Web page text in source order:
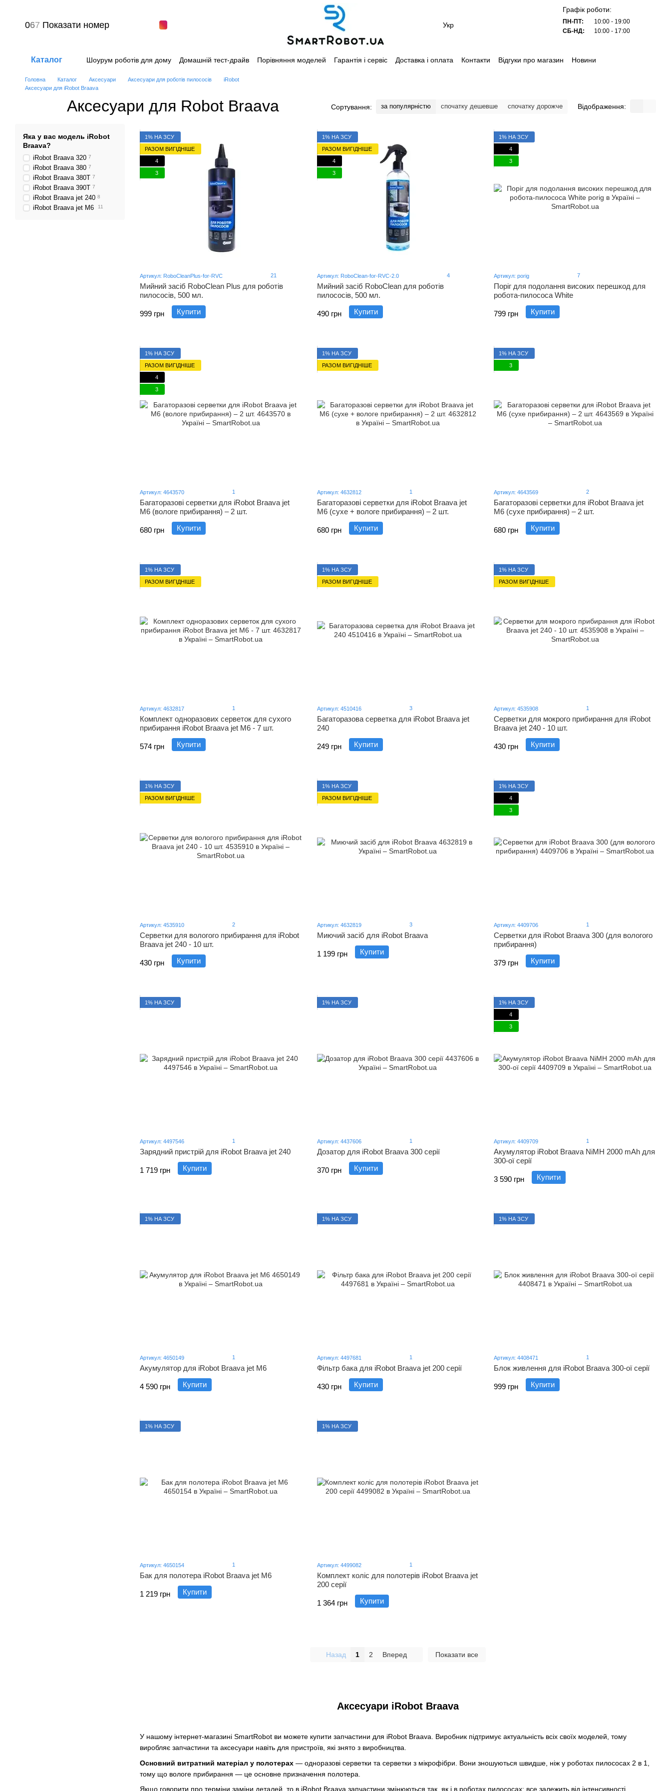
067 Показати номер Укр
Графік роботи:
ПН-ПТ:
10:00 - 19:00
СБ-НД:
10:00 - 17:00
Каталог Шоурум роботів для дому Домашній тест-драйв Порівняння моделей Гарантія і сервіс Доставка і оплата Контакти Відгуки про магазин
Новини
Головна Каталог Аксесуари Аксесуари для роботів пилососів
iRobot
Аксесуари для iRobot Braava
Аксесуари для Robot Braava Сортування: за популярністю спочатку дешевше спочатку дорожче Відображення:
Аксесуари iRobot Braava
У нашому інтернет-магазині SmartRobot ви можете купити запчастини для iRobot Braava. Виробник підтримує актуальність всіх своїх моделей, тому
виробляє запчастини та аксесуари навіть для пристроїв, які знято з виробництва.
Основний витратний матеріал у полотерах — одноразові серветки та серветки з мікрофібри. Вони зношуються швидше, ніж у роботах пилососах 2 в 1,
тому що вологе прибирання — це основне призначення полотера.
Якщо говорити про терміни заміни деталей, то в iRobot Braava запчастини змінюються так, як і в роботах пилососах: все залежить від інтенсивності
1% НА ЗСУ
РАЗОМ ВИГІДНІШЕ
4
3
Артикул: RoboCleanPlus-for-RVC 21
Мийний засіб RoboClean Plus для роботів
пилососів, 500 мл.
999 грн Купити
1% НА ЗСУ
РАЗОМ ВИГІДНІШЕ
4
3
Артикул: RoboClean-for-RVC-2.0 4
Мийний засіб RoboClean для роботів
пилососів, 500 мл.
490 грн Купити
1% НА ЗСУ
4
3
Артикул: porig 7
Поріг для подолання високих перешкод для
робота-пилососа White
799 грн Купити
1% НА ЗСУ
РАЗОМ ВИГІДНІШЕ
4
3
Артикул: 4643570 1
Багаторазові серветки для iRobot Braava jet
M6 (вологе прибирання) – 2 шт.
680 грн Купити
1% НА ЗСУ
РАЗОМ ВИГІДНІШЕ
Артикул: 4632812 1
Багаторазові серветки для iRobot Braava jet
M6 (сухе + вологе прибирання) – 2 шт.
680 грн Купити
1% НА ЗСУ
3
Артикул: 4643569 2
Багаторазові серветки для iRobot Braava jet
M6 (сухе прибирання) – 2 шт.
680 грн Купити
1% НА ЗСУ
РАЗОМ ВИГІДНІШЕ
Артикул: 4632817 1
Комплект одноразових серветок для сухого
прибирання iRobot Braava jet M6 - 7 шт.
574 грн Купити
1% НА ЗСУ
РАЗОМ ВИГІДНІШЕ
Артикул: 4510416 3
Багаторазова серветка для iRobot Braava jet
240
249 грн Купити
1% НА ЗСУ
РАЗОМ ВИГІДНІШЕ
Артикул: 4535908 1
Серветки для мокрого прибирання для iRobot
Braava jet 240 - 10 шт.
430 грн Купити
1% НА ЗСУ
РАЗОМ ВИГІДНІШЕ
Артикул: 4535910 2
Серветки для вологого прибирання для iRobot
Braava jet 240 - 10 шт.
430 грн Купити
1% НА ЗСУ
РАЗОМ ВИГІДНІШЕ
Артикул: 4632819 3
Миючий засіб для iRobot Braava
1 199 грн Купити
1% НА ЗСУ
4
3
Артикул: 4409706 1
Серветки для iRobot Braava 300 (для вологого
прибирання)
379 грн Купити
1% НА ЗСУ
Артикул: 4497546 1
Зарядний пристрій для iRobot Braava jet 240
1 719 грн Купити
1% НА ЗСУ
Артикул: 4437606 1
Дозатор для iRobot Braava 300 серії
370 грн Купити
1% НА ЗСУ
4
3
Артикул: 4409709 1
Акумулятор iRobot Braava NiMH 2000 mAh для
300-ої серії
3 590 грн Купити
1% НА ЗСУ
Артикул: 4650149 1
Акумулятор для iRobot Braava jet M6
4 590 грн Купити
1% НА ЗСУ
Артикул: 4497681 1
Фільтр бака для iRobot Braava jet 200 серії
430 грн Купити
1% НА ЗСУ
Артикул: 4408471 1
Блок живлення для iRobot Braava 300-ої серії
999 грн Купити
1% НА ЗСУ
Артикул: 4650154 1
Бак для полотера iRobot Braava jet M6
1 219 грн Купити
1% НА ЗСУ
Артикул: 4499082 1
Комплект коліс для полотерів iRobot Braava jet
200 серії
1 364 грн Купити
Назад 1 2 Вперед Показати все
Яка у вас модель iRobot
Braava?
iRobot Braava 320 7
iRobot Braava 380 7
iRobot Braava 380T 7
iRobot Braava 390Т 7
iRobot Braava jet 240 8
iRobot Braava jet M6 11